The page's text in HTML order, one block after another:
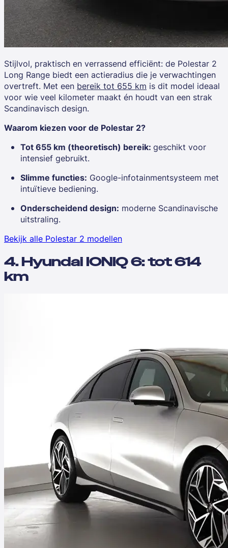
Stijlvol, praktisch en verrassend efficiënt: de Polestar 2
Long Range biedt een actieradius die je verwachtingen
overtreft. Met een bereik tot 655 km is dit model ideaal
voor wie veel kilometer maakt én houdt van een strak
Scandinavisch design.
Waarom kiezen voor de Polestar 2?
Tot 655 km (theoretisch) bereik: geschikt voor
intensief gebruikt.
Slimme functies: Google-infotainmentsysteem met
intuïtieve bediening.
Onderscheidend design: moderne Scandinavische
uitstraling.
Bekijk alle Polestar 2 modellen
4. Hyundai IONIQ 6: tot 614
km